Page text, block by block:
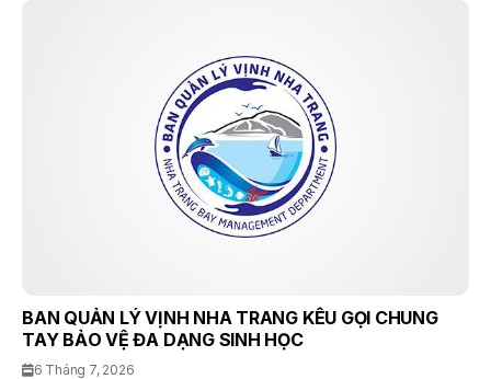
BAN QUẢN LÝ VỊNH NHA TRANG KÊU GỌI CHUNG
TAY BẢO VỆ ĐA DẠNG SINH HỌC
6 Tháng 7, 2026